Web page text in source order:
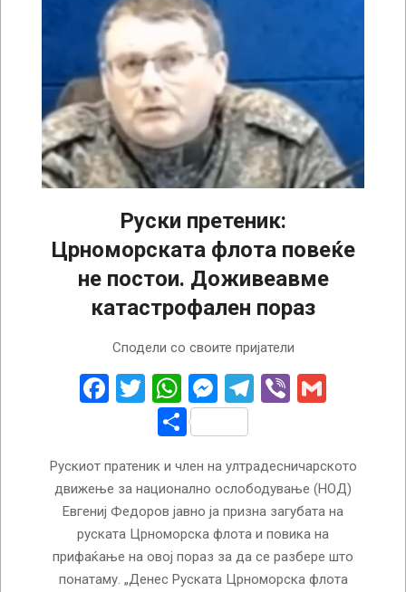
Руски претеник:
Црноморската флота повеќе
не постои. Доживеавме
катастрофален пораз
Сподели со своите пријатели
Facebook
Twitter
WhatsApp
Messenger
Telegram
Viber
Share
Рускиот пратеник и член на ултрадесничарското
движење за национално ослободување (НОД)
Евгениј Федоров јавно ја призна загубата на
руската Црноморска флота и повика на
прифаќање на овој пораз за да се разбере што
понатаму. „Денес Руската Црноморска флота